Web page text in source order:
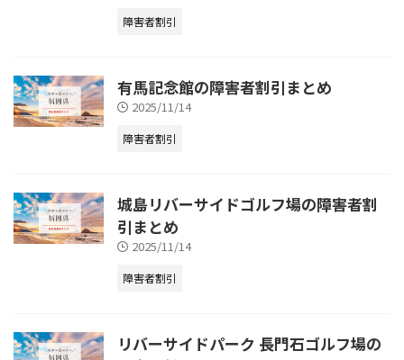
障害者割引
有馬記念館の障害者割引まとめ
2025/11/14
障害者割引
城島リバーサイドゴルフ場の障害者割
引まとめ
2025/11/14
障害者割引
リバーサイドパーク 長門石ゴルフ場の